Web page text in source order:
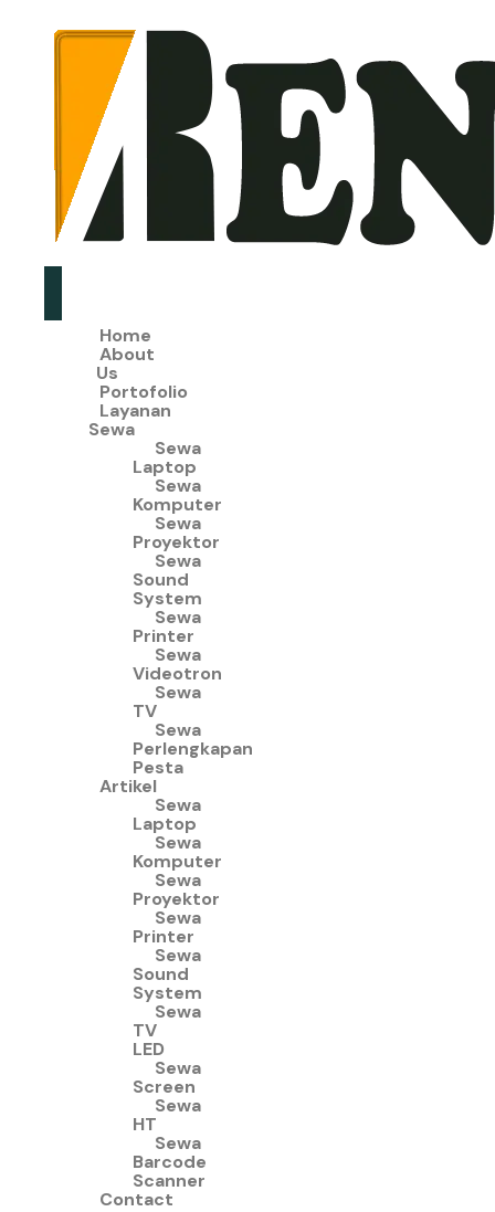
Home
About
Us
Portofolio
Layanan
Sewa
Sewa
Laptop
Sewa
Komputer
Sewa
Proyektor
Sewa
Sound
System
Sewa
Printer
Sewa
Videotron
Sewa
TV
Sewa
Perlengkapan
Pesta
Artikel
Sewa
Laptop
Sewa
Komputer
Sewa
Proyektor
Sewa
Printer
Sewa
Sound
System
Sewa
TV
LED
Sewa
Screen
Sewa
HT
Sewa
Barcode
Scanner
Contact